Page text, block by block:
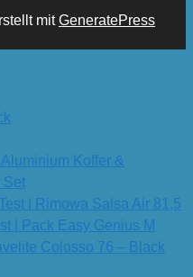
mitGeneratePress
Aluminium Koffer &
Set
| Rimowa Salsa Air 81,5
| Pack Easy Genius M
Colosso 76 – Black